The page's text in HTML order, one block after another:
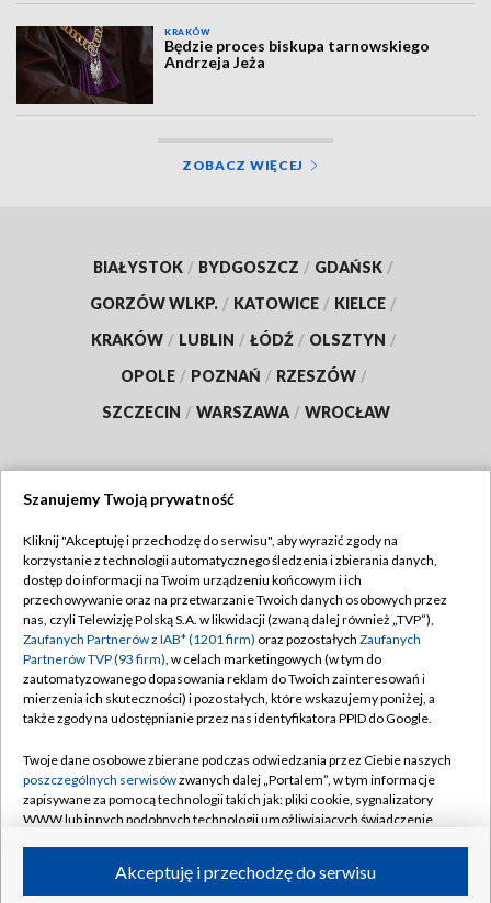
KRAKÓW
Będzie proces biskupa tarnowskiego
Andrzeja Jeża
ZOBACZ WIĘCEJ
BIAŁYSTOK / BYDGOSZCZ / GDAŃSK /
GORZÓW WLKP. / KATOWICE / KIELCE /
KRAKÓW / LUBLIN / ŁÓDŹ / OLSZTYN /
OPOLE / POZNAŃ / RZESZÓW /
SZCZECIN / WARSZAWA / WROCŁAW
TVP
Abonament TVP
Emisja w TVP
Centrum informacji TVP
Naziemna Telewizja Cyfrowa
Rada Programowa
System NOS
Informacje o nadawcy
Program dla prasy
Regulamin TVP
Polityka prywatności
Moje zgody
Pomoc
Kontakt
Kanały
Szanujemy Twoją prywatność
Kliknij "Akceptuję i przechodzę do serwisu", aby wyrazić zgody na
korzystanie z technologii automatycznego śledzenia i zbierania danych,
dostęp do informacji na Twoim urządzeniu końcowym i ich
przechowywanie oraz na przetwarzanie Twoich danych osobowych przez
nas, czyli Telewizję Polską S.A. w likwidacji (zwaną dalej również „TVP”),
Zaufanych Partnerów z IAB* (1201 firm) oraz pozostałych Zaufanych
Partnerów TVP (93 firm), w celach marketingowych (w tym do
zautomatyzowanego dopasowania reklam do Twoich zainteresowań i
mierzenia ich skuteczności) i pozostałych, które wskazujemy poniżej, a
także zgody na udostępnianie przez nas identyfikatora PPID do Google.
Twoje dane osobowe zbierane podczas odwiedzania przez Ciebie naszych
poszczególnych serwisówzwanych dalej „Portalem”, w tym informacje
zapisywane za pomocą technologii takich jak: pliki cookie, sygnalizatory
WWW lub innych podobnych technologii umożliwiających świadczenie
ruchu w Internecie.Akceptuję i przechodzę do serwisu